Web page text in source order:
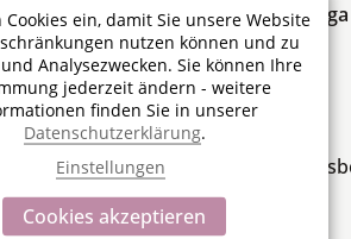
bis
Über Ayurveda &
Team
Stellen
Die Firmengruppe
Allgemeine
Cookies ein, damit Sie unsere Website
nutzen können und zu
Analysezwecken. Sie können Ihre
jederzeit ändern - weitere
finden Sie in unserer
Datenschutzerklärung.
Einstellungen
Cookies akzeptieren